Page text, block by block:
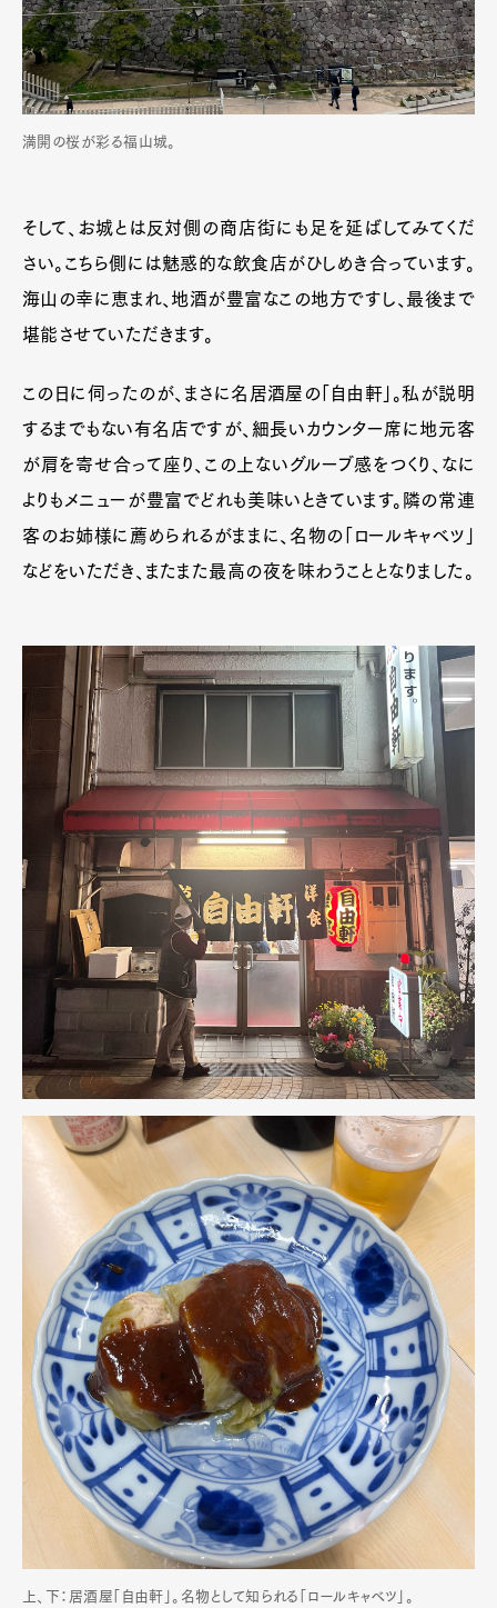
Art&Design WatchFashion
GourmetCars
ProductCultureLifestyle
Pen Membership
Magazine
Official Columnist
About
Contact
Pen Meet
満開の桜が彩る福山城。
そして、お城とは反対側の商店街にも足を延ばしてみてくだ
さい。こちら側には魅惑的な飲食店がひしめき合っています。
海山の幸に恵まれ、地酒が豊富なこの地方ですし、最後まで
堪能させていただきます。
この日に伺ったのが、まさに名居酒屋の「自由軒」。私が説明
するまでもない有名店ですが、細長いカウンター席に地元客
が肩を寄せ合って座り、この上ないグルーブ感をつくり、なに
よりもメニューが豊富でどれも美味いときています。隣の常連
客のお姉様に薦められるがままに、名物の「ロールキャベツ」
などをいただき、またまた最高の夜を味わうこととなりました。
上、下：居酒屋「自由軒」。名物として知られる「ロールキャベツ」。